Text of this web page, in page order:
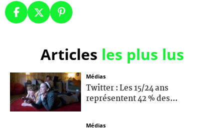
Articles les plus lus
Médias
Twitter : Les 15/24 ans
représentent 42 % des...
Médias